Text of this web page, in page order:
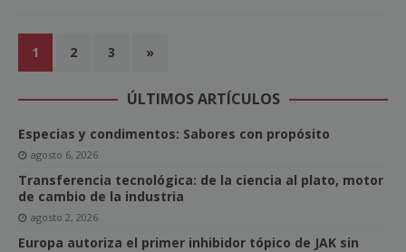
1 2 3 »
ÚLTIMOS ARTÍCULOS
Especias y condimentos: Sabores con propósito
agosto 6, 2026
Transferencia tecnológica: de la ciencia al plato, motor
de cambio de la industria
agosto 2, 2026
Europa autoriza el primer inhibidor tópico de JAK sin